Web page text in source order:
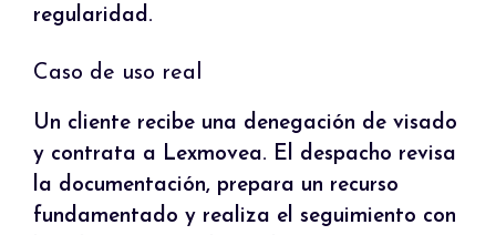
regularidad.
Caso de uso real
Un cliente recibe una denegación de visado
y contrata a Lexmovea. El despacho revisa
la documentación, prepara un recurso
fundamentado y realiza el seguimiento con